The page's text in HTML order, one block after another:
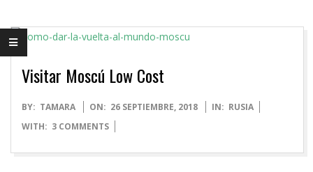
Visitar Moscú Low Cost
2018-
09-
BY: TAMARA ON: 26 SEPTIEMBRE, 2018 IN: RUSIA
WITH: 3 COMMENTS